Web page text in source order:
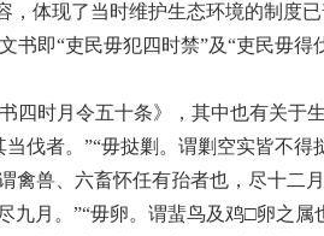
，体现了当时维护生态环境的制度
即“吏民毋犯四时禁”及“吏民毋
时月令五十条》，其中也有关于
伐者。”“毋挞剿。谓剿空实皆不得
禽兽、六畜怀任有孡者也，尽十二
月。”“毋卵。谓蜚鸟及鸡□卵之属